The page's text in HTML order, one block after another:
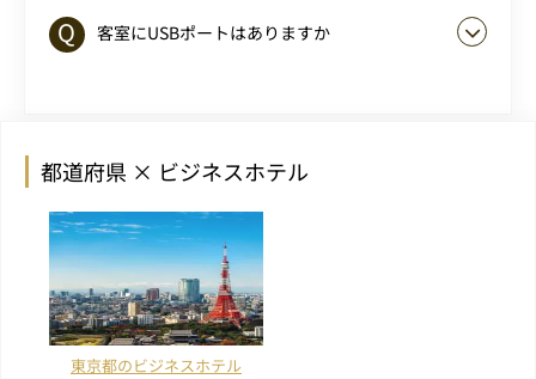
客室にUSBポートはありますか
都道府県 × ビジネスホテル
東京都のビジネスホテル